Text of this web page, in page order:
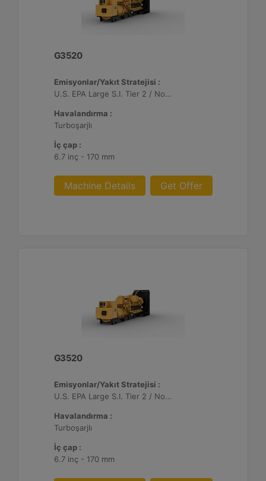
G3520
Emisyonlar/Yakıt Stratejisi :
U.S. EPA Large S.I. Tier 2 / Non-Road Mobile Sertifikalı
Havalandırma :
Turboşarjlı
İç çap :
6.7 inç - 170 mm
Machine Details Get Offer
G3520
Emisyonlar/Yakıt Stratejisi :
U.S. EPA Large S.I. Tier 2 / Non-Road Mobile Sertifikalı
Havalandırma :
Turboşarjlı
İç çap :
6.7 inç - 170 mm